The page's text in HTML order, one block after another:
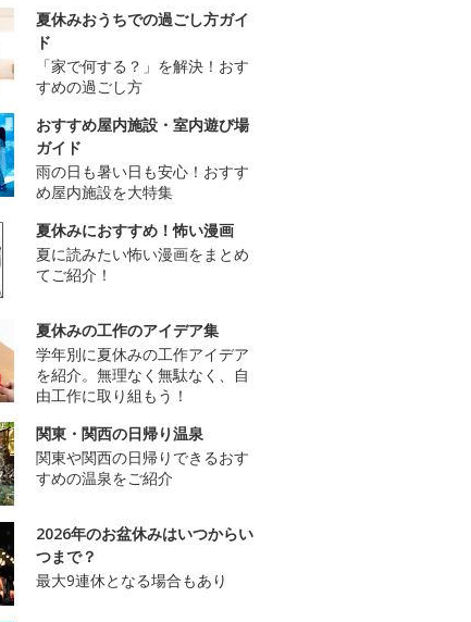
夏休みおうちでの過ごし方ガイ
ド
「家で何する？」を解決！おす
すめの過ごし方
おすすめ屋内施設・室内遊び場
ガイド
雨の日も暑い日も安心！おすす
め屋内施設を大特集
夏休みにおすすめ！怖い漫画
夏に読みたい怖い漫画をまとめ
てご紹介！
夏休みの工作のアイデア集
学年別に夏休みの工作アイデア
を紹介。無理なく無駄なく、自
由工作に取り組もう！
関東・関西の日帰り温泉
関東や関西の日帰りできるおす
すめの温泉をご紹介
2026年のお盆休みはいつからい
つまで？
最大9連休となる場合もあり